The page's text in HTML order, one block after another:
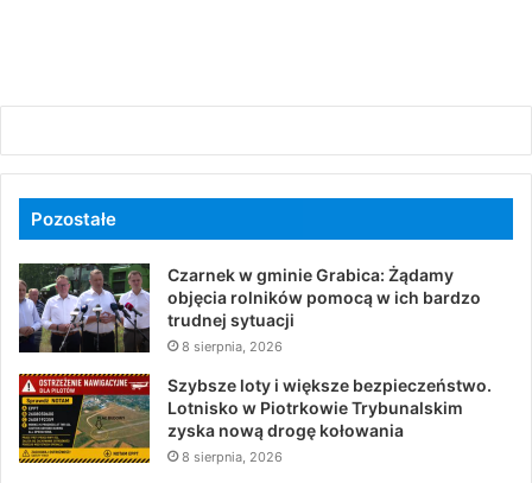
Pozostałe
Czarnek w gminie Grabica: Żądamy
objęcia rolników pomocą w ich bardzo
trudnej sytuacji
8 sierpnia, 2026
Szybsze loty i większe bezpieczeństwo.
Lotnisko w Piotrkowie Trybunalskim
zyska nową drogę kołowania
8 sierpnia, 2026